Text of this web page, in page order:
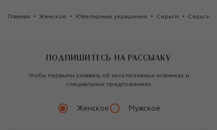
Главная Женское Ювелирные украшения Серьги Серьги
ПОДПИШИТЕСЬ НА РАССЫЛКУ
Чтобы первыми узнавать об эксклюзивных новинках и
специальных предложениях
Женское Мужское